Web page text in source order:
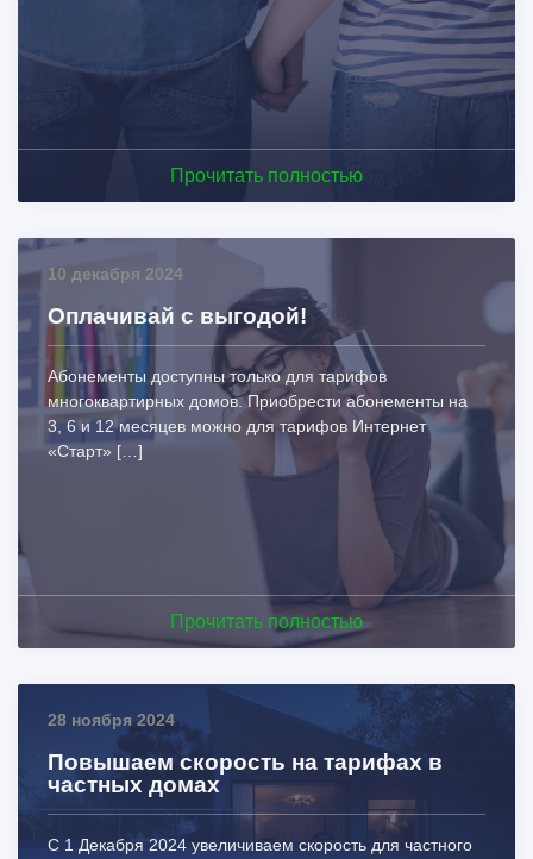
Прочитать полностью
10 декабря 2024
Оплачивай с выгодой!
Абонементы доступны только для тарифов
многоквартирных домов. Приобрести абонементы на
3, 6 и 12 месяцев можно для тарифов Интернет
«Старт» […]
Прочитать полностью
28 ноября 2024
Повышаем скорость на тарифах в
частных домах
С 1 Декабря 2024 увеличиваем скорость для частного